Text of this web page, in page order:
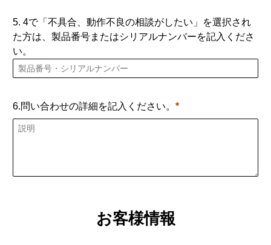
5. 4で「不具合、動作不良の相談がしたい」を選択され
た方は、製品番号またはシリアルナンバーを記入くださ
い。
6.問い合わせの詳細を記入ください。
お客様情報